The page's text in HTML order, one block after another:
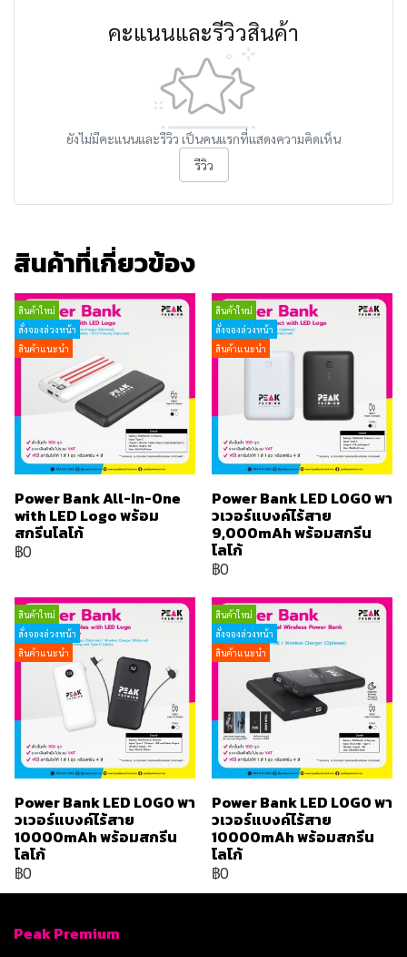
คะแนนและรีวิวสินค้า
ยังไม่มีคะแนนและรีวิว เป็นคนแรกที่แสดงความคิดเห็น
รีวิว
สินค้าที่เกี่ยวข้อง
สินค้าใหม่
สั่งจองล่วงหน้า
สินค้าแนะนำ
Power Bank All-In-One
with LED Logo พร้อม
สกรีนโลโก้
฿0
สินค้าใหม่
สั่งจองล่วงหน้า
สินค้าแนะนำ
Power Bank LED LOGO พา
วเวอร์แบงค์ไร้สาย
9,000mAh พร้อมสกรีน
โลโก้
฿0
สินค้าใหม่
สั่งจองล่วงหน้า
สินค้าแนะนำ
Power Bank LED LOGO พา
วเวอร์แบงค์ไร้สาย
10000mAh พร้อมสกรีน
โลโก้
฿0
สินค้าใหม่
สั่งจองล่วงหน้า
สินค้าแนะนำ
Power Bank LED LOGO พา
วเวอร์แบงค์ไร้สาย
10000mAh พร้อมสกรีน
โลโก้
฿0
Peak Premium